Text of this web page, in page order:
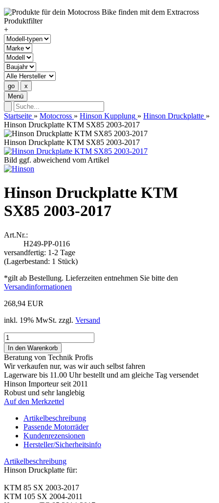
+
Menü
Startseite » Motocross » Hinson Kupplung » Hinson Druckplatte »
Hinson Druckplatte KTM SX85 2003-2017
Hinson Druckplatte KTM SX85 2003-2017
Bild ggf. abweichend vom Artikel
Hinson Druckplatte KTM
SX85 2003-2017
Art.Nr.:
H249-PP-0116
versandfertig: 1-2 Tage
(Lagerbestand: 1 Stück)
*gilt ab Bestellung. Lieferzeiten entnehmen Sie bitte den
Versandinformationen
268,94 EUR
inkl. 19% MwSt. zzgl. Versand
Beratung von Technik Profis
Wir verkaufen nur, was wir auch selbst fahren
Lagerware bis 11.00 Uhr bestellt und am gleiche Tag versendet
Hinson Importeur seit 2011
Robust und sehr langlebig
Auf den Merkzettel
Artikelbeschreibung
Passende Motorräder
Kundenrezensionen
Hersteller/Sicherheitsinfo
Artikelbeschreibung
Hinson Druckplatte für:
KTM 85 SX 2003-2017
KTM 105 SX 2004-2011